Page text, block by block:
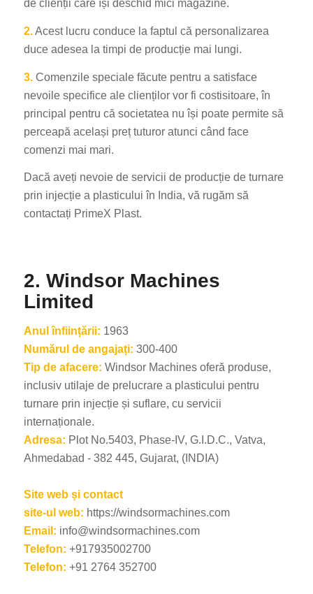
de clienții care își deschid mici magazine.
2.Acest lucru conduce la faptul că personalizarea
duce adesea la timpi de producție mai lungi.
3.Comenzile speciale făcute pentru a satisface
nevoile specifice ale clienților vor fi costisitoare, în
principal pentru că societatea nu își poate permite să
perceapă același preț tuturor atunci când face
comenzi mai mari.
Dacă aveți nevoie de servicii de producție de turnare
prin injecție a plasticului în India, vă rugăm să
contactați PrimeX Plast.
2. Windsor Machines
Limited
Anul înființării: 1963
Numărul de angajați: 300-400
Tip de afacere: Windsor Machines oferă produse,
inclusiv utilaje de prelucrare a plasticului pentru
turnare prin injecție și suflare, cu servicii
internaționale.
Adresa: Plot No.5403, Phase-IV, G.I.D.C., Vatva,
Ahmedabad - 382 445, Gujarat, (INDIA)
Site web și contact
site-ul web: https://windsormachines.com
Email: info@windsormachines.com
Telefon: +917935002700
Telefon: +91 2764 352700